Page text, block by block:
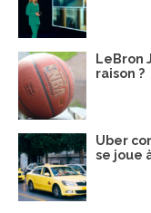
LeBron
raison ?
Uber
se joue